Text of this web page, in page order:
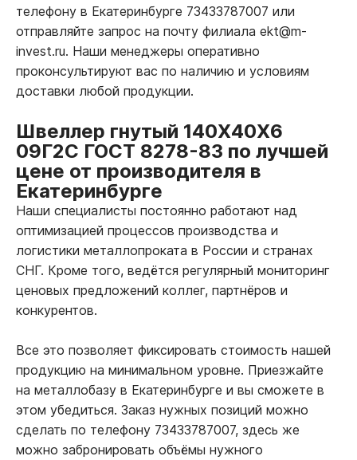
телефону в Екатеринбурге 73433787007 или
отправляйте запрос на почту филиала ekt@m-
invest.ru. Наши менеджеры оперативно
проконсультируют вас по наличию и условиям
доставки любой продукции.
Швеллер гнутый 140Х40Х6
09Г2С ГОСТ 8278-83 по лучшей
цене от производителя в
Екатеринбурге
Наши специалисты постоянно работают над
оптимизацией процессов производства и
логистики металлопроката в России и странах
СНГ. Кроме того, ведётся регулярный мониторинг
ценовых предложений коллег, партнёров и
конкурентов.
Все это позволяет фиксировать стоимость нашей
продукцию на минимальном уровне. Приезжайте
на металлобазу в Екатеринбурге и вы сможете в
этом убедиться. Заказ нужных позиций можно
сделать по телефону 73433787007, здесь же
можно забронировать объёмы нужного